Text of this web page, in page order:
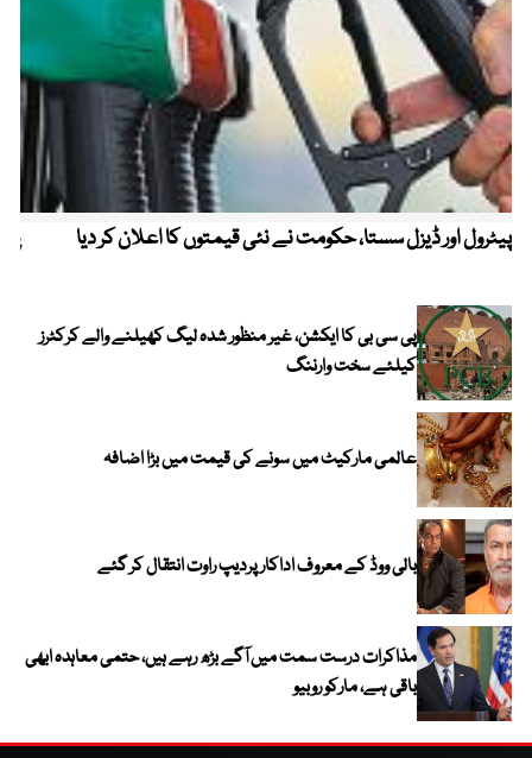
پیٹرول اور ڈیزل سستا، حکومت نے نئی قیمتوں کا اعلان کر دیا
پی سی بی کا ایکشن، غیر منظور شدہ لیگ کھیلنے والے کرکٹرز
کیلئے سخت وارننگ
عالمی مارکیٹ میں سونے کی قیمت میں بڑا اضافہ
بالی ووڈ کے معروف اداکار پردیپ راوت انتقال کر گئے
مذاکرات درست سمت میں آگے بڑھ رہے ہیں، حتمی معاہدہ ابھی
باقی ہے، مارکو روبیو